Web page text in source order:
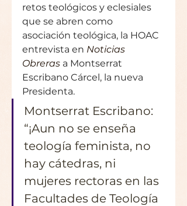
retos teológicos y eclesiales
que se abren como
asociación teológica, la HOAC
entrevista en Noticias
Obreras a Montserrat
Escribano Cárcel, la nueva
Presidenta.
Montserrat Escribano:
“¡Aun no se enseña
teología feminista, no
hay cátedras, ni
mujeres rectoras en las
Facultades de Teología